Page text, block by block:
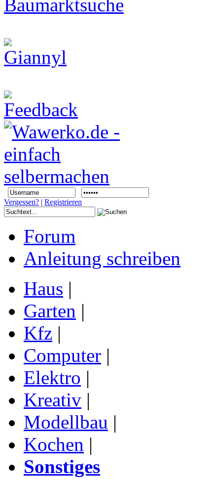
Vergessen? | Registrieren
Forum
Anleitung schreiben
Haus |
Garten |
Kfz |
Computer |
Elektro |
Kreativ |
Modellbau |
Kochen |
Sonstiges